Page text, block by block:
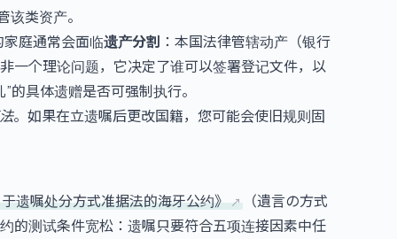
类资产。
庭通常会面临遗产分割 ：本国法律管辖动产（银行
一个理论问题，它决定了谁可以签署登记文件，以
的具体遗赠是否可强制执行。
。如果在立遗嘱后更改国籍，您可能会使旧规则固
遗嘱处分方式准据法的海牙公约》
（遺言の方式
的测试条件宽松：遗嘱只要符合五项连接因素中任